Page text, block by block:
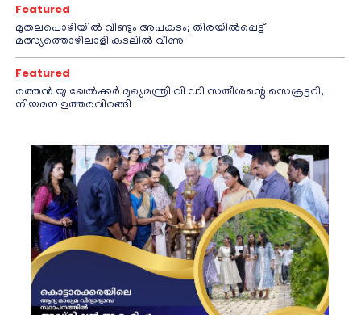
Featured
മുതലപൊഴിയിൽ വീണ്ടും അപകടം; തിരയിൽപ്പെട്ട്
മത്സ്യത്തൊഴിലാളി കടലിൽ വീണു
Featured
രത്തന്‍ യു ഖേല്‍ക്കര്‍ മുഖ്യമന്ത്രി വി ഡി സതീശന്റെ സെക്രട്ടറി,
നിയമന ഉത്തരവിറങ്ങി